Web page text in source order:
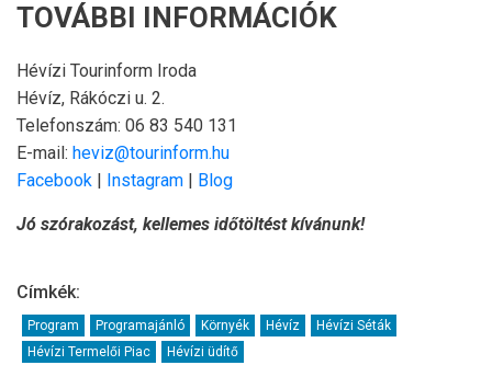
TOVÁBBI INFORMÁCIÓK
Hévízi Tourinform Iroda
Hévíz, Rákóczi u. 2.
Telefonszám: 06 83 540 131
E-mail: heviz@tourinform.hu
Facebook
Instagram Blog
Jó szórakozást, kellemes időtöltést kívánunk!
Címkék:
Program Programajánló Környék Hévíz
Hévízi Séták
Hévízi Termelői Piac
Hévízi üdítő